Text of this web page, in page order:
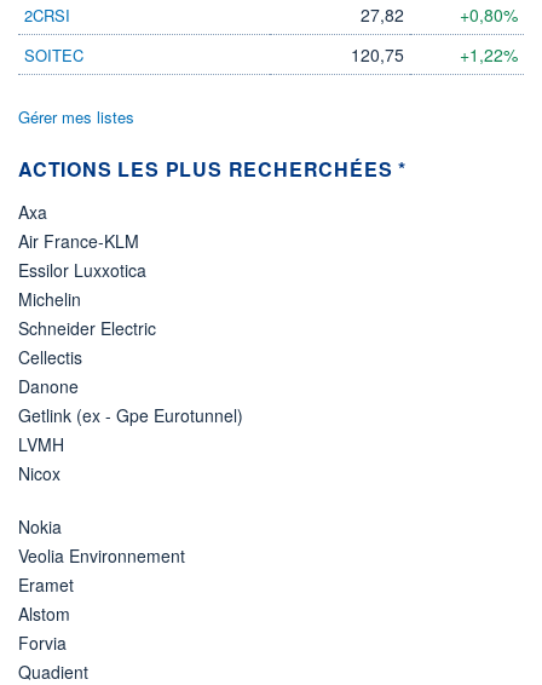
2CRSI 27,82 +0,80%
SOITEC 120,75 +1,22%
Gérer mes listes
ACTIONS LES PLUS RECHERCHÉES *
Axa
Air France-KLM
Essilor Luxxotica
Michelin
Schneider Electric
Cellectis
Danone
Getlink (ex - Gpe Eurotunnel)
LVMH
Nicox
Nokia
Veolia Environnement
Eramet
Alstom
Forvia
Quadient